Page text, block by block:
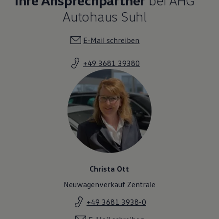
Autohaus Suhl
E-Mail schreiben
+49 3681 39380
Christa Ott
Neuwagenverkauf Zentrale
+49 3681 3938-0